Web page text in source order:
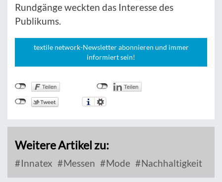
Rundgänge weckten das Interesse des
Publikums.
textile network-Newsletter abonnieren und immer
informiert sein!
Weitere Artikel zu:
Innatex Messen Mode Nachhaltigkeit